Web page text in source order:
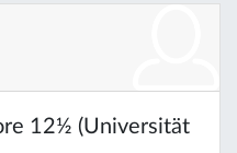
12½ (Universität